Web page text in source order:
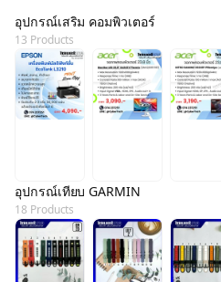
อุปกรณ์เสริม คอมพิวเตอร์
13 Products
อุปกรณ์เทียบ GARMIN
18 Products